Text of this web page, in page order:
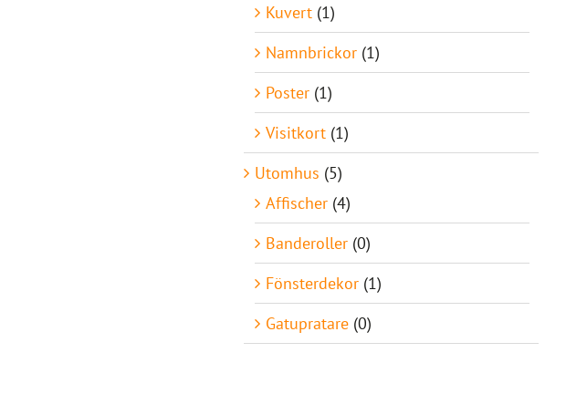
Kuvert (1)
Namnbrickor (1)
Poster (1)
Visitkort (1)
Utomhus (5)
Affischer (4)
Banderoller (0)
Fönsterdekor (1)
Gatupratare (0)